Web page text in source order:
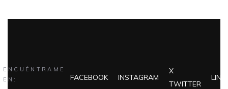
ENCUÉNTRAME
EN:
FACEBOOK INSTAGRAM
X
TWITTER